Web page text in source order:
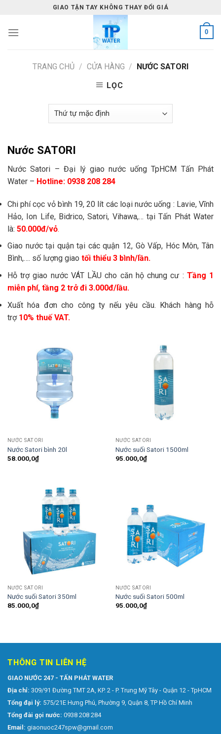
content
GIAO TẬN TAY KHÔNG THAY ĐỔI GIÁ
0
TRANG CHỦ / CỬA HÀNG / NƯỚC SATORI
LỌC
Nước SATORI
Nước Satori – Đại lý giao nước uống TpHCM Tấn Phát
Water – Hotline: 0938 208 284
Chi phí cọc vỏ bình 19, 20 lít các loại nước uống : Lavie, Vĩnh
Hảo, Ion Life, Bidrico, Satori, Vihawa,… tại Tấn Phát Water
là: 50.000đ/vỏ.
Giao nước tại quận tại các quận 12, Gò Vấp, Hóc Môn, Tân
Bình,…. số lượng giao tối thiểu 3 bình/lần.
Hỗ trợ giao nước VÁT LẦU cho căn hộ chung cư : Tầng 1
miễn phí, tầng 2 trở đi 3.000đ/lầu.
Xuất hóa đơn cho công ty nếu yêu cầu. Khách hàng hỗ
trợ 10% thuế VAT.
NƯỚC SATORI
Nước Satori bình 20l
58.000,0₫
NƯỚC SATORI
Nước suối Satori 1500ml
95.000,0₫
NƯỚC SATORI
Nước suối Satori 350ml
85.000,0₫
NƯỚC SATORI
Nước suối Satori 500ml
95.000,0₫
THÔNG TIN LIÊN HỆ
GIAO NƯỚC 247 - TẤN PHÁT WATER
Địa chỉ: 309/91 Đường TMT 2A, KP. 2 - P. Trung Mỹ Tây - Quận 12 - TpHCM
Tổng đại lý: 575/21E Hưng Phú, Phường 9, Quận 8, TP Hồ Chí Minh
Tổng đài gọi nước: 0938 208 284
Email: giaonuoc247spw@gmail.com